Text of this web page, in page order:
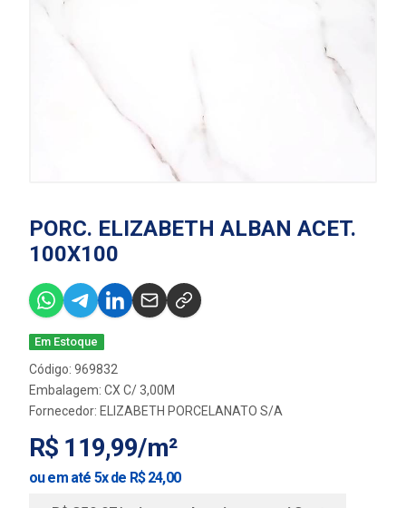
PORC. ELIZABETH ALBAN ACET.
100X100
Em Estoque
Código: 969832
Embalagem: CX C/ 3,00M
Fornecedor: ELIZABETH PORCELANATO S/A
R$ 119,99/m²
ou em até 5x de R$ 24,00